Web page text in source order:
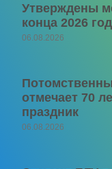
Утверждены
конца 2026
06.08.2026
отмечает 70
праздник
06.08.2026